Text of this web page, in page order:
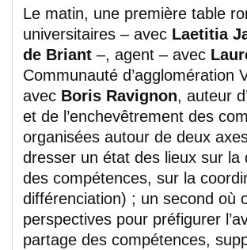
Le matin, une première table
universitaires – avec Laetitia
de Briant –, agent – avec
Communauté d’agglomération
avec Boris Ravignon, auteur
et de l’enchevêtrement des
organisées autour de deux
dresser un état des lieux sur
des compétences, sur la
différenciation) ; un second où
perspectives pour préfigurer
partage des compétences,